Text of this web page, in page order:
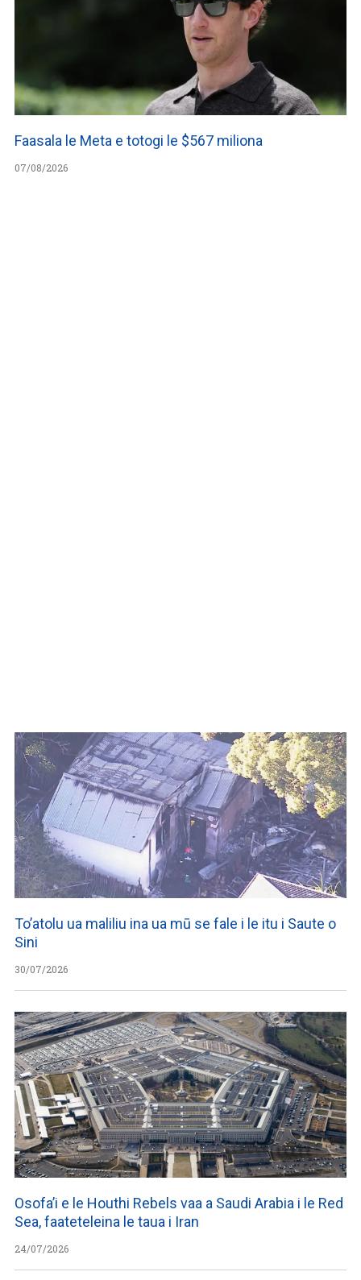
Faasala le Meta e totogi le $567 miliona
07/08/2026
To’atolu ua maliliu ina ua mū se fale i le itu i Saute o
Sini
30/07/2026
Osofa’i e le Houthi Rebels vaa a Saudi Arabia i le Red
Sea, faateteleina le taua i Iran
24/07/2026